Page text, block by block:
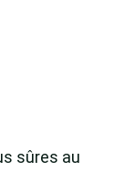
sûres au